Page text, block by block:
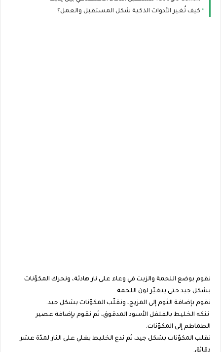
كيف تُغير الأدوات الذكية شكل المستقبل والعمل؟
نقوم بوضع اللحمة والزيت في وعاء على نار هادئة، ونحرك المكوّنات
بشكل جيد حتى يتغيّر لون اللحمة.
نقوم بإضافة الثوم إلى المزيج، ونقلّب المكوّنات بشكل جيد.
ننكه الخليط بالفلفل الأسود المدقوق، ثم نقوم بإضافة عصير
الطماطم إلى المكوّنات.
نقلب المكوّنات بشكل جيد، ثم ندع الخليط يغلي على النار لمدّة عشر
دقائق.